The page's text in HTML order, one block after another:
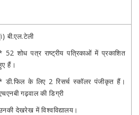
बी.एल.टेली
52 शोध पत्र राष्ट्रीय पत्रिकाओं में प्रकाशित
हैं।
डी.फिल के लिए 2 रिसर्च स्कॉलर पंजीकृत हैं।
गढ़वाल की डिग्री
देखरेख में विश्वविद्यालय।